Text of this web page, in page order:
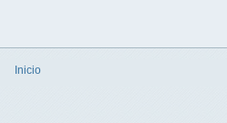
Inicio